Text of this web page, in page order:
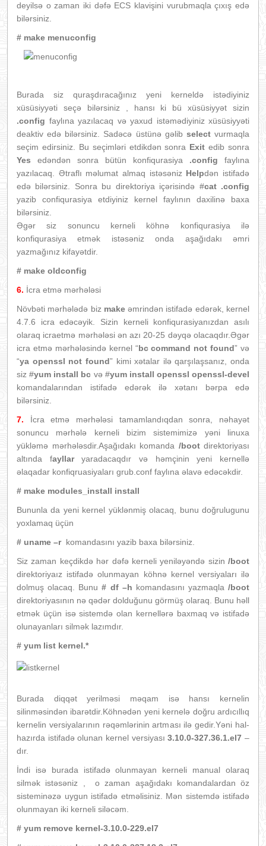
deyilsə o zaman iki dəfə ECS klavişini vurubmaqla çıxış edə
bilərsiniz.
# make menuconfig
Burada siz quraşdıracağınız yeni kerneldə istədiyiniz
xüsüsiyyəti seçə bilərsiniz , hansı ki bü xüsüsiyyət sizin
.config faylına yazılacaq və yaxud istəmədiyiniz xüsüsiyyəti
deaktiv edə bilərsiniz. Sadəcə üstünə gəlib selectvurmaqla
seçim edirsiniz. Bu seçimləri etdikdən sonra Exit edib sonra
Yes edəndən sonra bütün konfiqurasiya .config faylına
yazılacaq. Ətraflı məlumat almaq istəsəniz Helpdən istifadə
edə bilərsiniz. Sonra bu direktoriya içərisində #cat .config
yazib confiqurasiya etdiyiniz kernel faylının daxilinə baxa
bilərsiniz.
Əgər siz sonuncu kerneli köhnə konfiqurasiya ilə
konfiqurasiya etmək istəsəniz onda aşağıdakı əmri
yazmağınız kifayətdir.
# make oldconfig
6. İcra etmə mərhələsi
Növbəti mərhələdə biz makeəmrindən istifadə edərək, kernel
4.7.6 icra edəcəyik. Sizin kerneli konfiqurasiyanızdan asılı
olaraq icraetmə mərhələsi ən azı 20-25 dəyqə olacaqdır.Əgər
icra etmə mərhələsində kernel “bc command not found” və
“ya openssl not found” kimi xətalar ilə qarşılaşsanız, onda
siz #yum install bc və #yum install openssl openssl-devel
komandalarından istifadə edərək ilə xətanı bərpa edə
bilərsiniz.
7. İcra etmə mərhələsi tamamlandıqdan sonra, nəhayət
sonuncu mərhələ kerneli bizim sistemimizə yəni linuxa
yükləmə mərhələsdir.Aşağıdakı komanda /bootdirektoriyası
altında fayllaryaradacaqdır və həmçinin yeni kernellə
əlaqadar konfiqruasiyaları grub.conf faylına əlavə edəcəkdir.
# make modules_install install
Bununla da yeni kernel yüklənmiş olacaq, bunu doğrulugunu
yoxlamaq üçün
# uname –rkomandasını yazib baxa bilərsiniz.
Siz zaman keçdikdə hər dəfə kerneli yeniləyəndə sizin /boot
direktoriyaız istifadə olunmayan köhnə kernel versiyaları ilə
dolmuş olacaq. Bunu# df –h komandasını yazmaqla /boot
direktoriyasının nə qədər dolduğunu görmüş olaraq. Bunu həll
etmək üçün isə sistemdə olan kernellərə baxmaq və istifadə
olunayanları silmək lazımdır.
# yum list kernel.*
Burada diqqət yerilməsi məqam isə hansı kernelin
silinməsindən ibarətdir.Köhnədən yeni kernelə doğru ardıcıllıq
kernelin versiyalarının rəqəmlərinin artması ilə gedir.Yəni hal-
hazırda istifadə olunan kernel versiyası3.10.0-327.36.1.el7 –
dır.
İndi isə burada istifadə olunmayan kerneli manual olaraq
silmək istəsəniz , o zaman aşağıdakı komandalardan öz
sisteminəzə uygun istifadə etməlisiniz. Mən sistemdə istifadə
olunmayan iki kerneli siləcəm.
# yum remove kernel-3.10.0-229.el7